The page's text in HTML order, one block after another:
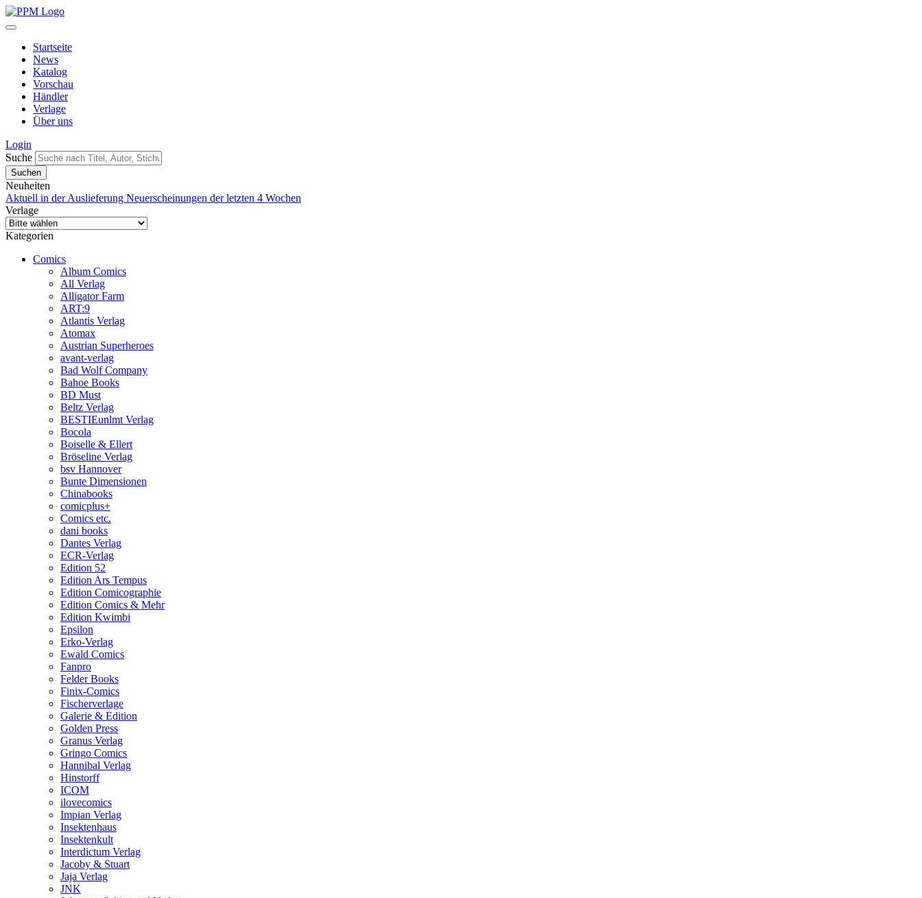
Startseite
News
Katalog
Vorschau
Händler
Verlage
Über uns
Login
Suche
Neuheiten
Aktuell in der Auslieferung Neuerscheinungen der letzten 4 Wochen
Verlage
Kategorien
Comics
Album Comics
All Verlag
Alligator Farm
ART:9
Atlantis Verlag
Atomax
Austrian Superheroes
avant-verlag
Bad Wolf Company
Bahoe Books
BD Must
Beltz Verlag
BESTIEunlmt Verlag
Bocola
Boiselle & Ellert
Bröseline Verlag
bsv Hannover
Bunte Dimensionen
Chinabooks
comicplus+
Comics etc.
dani books
Dantes Verlag
ECR-Verlag
Edition 52
Edition Ars Tempus
Edition Comicographie
Edition Comics & Mehr
Edition Kwimbi
Epsilon
Erko-Verlag
Ewald Comics
Fanpro
Felder Books
Finix-Comics
Fischerverlage
Galerie & Edition
Golden Press
Granus Verlag
Gringo Comics
Hannibal Verlag
Hinstorff
ICOM
ilovecomics
Impian Verlag
Insektenhaus
Insektenkult
Interdictum Verlag
Jacoby & Stuart
Jaja Verlag
JNK